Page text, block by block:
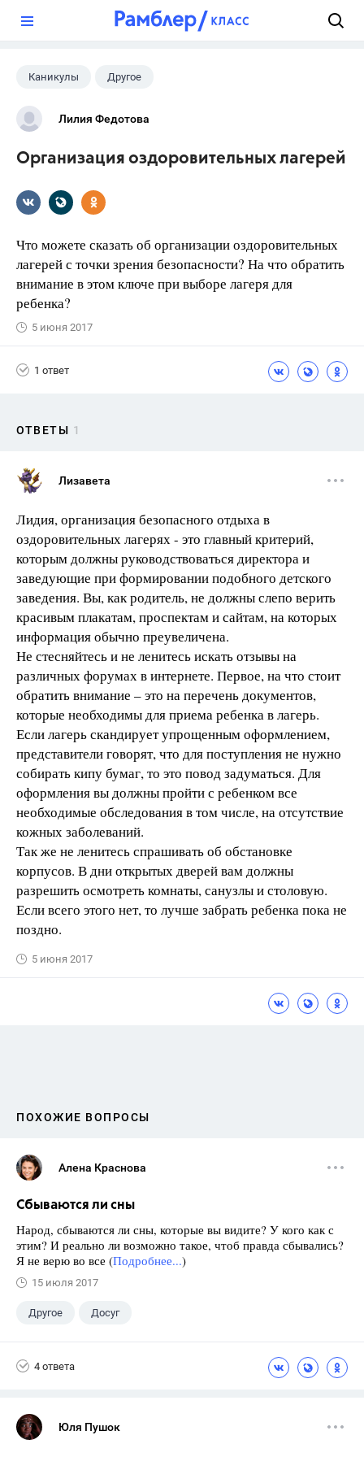
Каникулы Другое
Лилия Федотова
Организация оздоровительных лагерей
Что можете сказать об организации оздоровительных
лагерей с точки зрения безопасности? На что обратить
внимание в этом ключе при выборе лагеря для
ребенка?
5 июня 2017
1 ответ
ОТВЕТЫ 1
Лизавета
Лидия, организация безопасного отдыха в
оздоровительных лагерях - это главный критерий,
которым должны руководствоваться директора и
заведующие при формировании подобного детского
заведения. Вы, как родитель, не должны слепо верить
красивым плакатам, проспектам и сайтам, на которых
информация обычно преувеличена.
Не стесняйтесь и не ленитесь искать отзывы на
различных форумах в интернете. Первое, на что стоит
обратить внимание – это на перечень документов,
которые необходимы для приема ребенка в лагерь.
Если лагерь скандирует упрощенным оформлением,
представители говорят, что для поступления не нужно
собирать кипу бумаг, то это повод задуматься. Для
оформления вы должны пройти с ребенком все
необходимые обследования в том числе, на отсутствие
кожных заболеваний.
Так же не ленитесь спрашивать об обстановке
корпусов. В дни открытых дверей вам должны
разрешить осмотреть комнаты, санузлы и столовую.
Если всего этого нет, то лучше забрать ребенка пока не
поздно.
5 июня 2017
ПОХОЖИЕ ВОПРОСЫ
Алена Краснова
Сбываются ли сны
Народ, сбываются ли сны, которые вы видите? У кого как с
этим? И реально ли возможно такое, чтоб правда сбывались?
Я не верю во все (Подробнее...)
15 июля 2017
Другое Досуг
4 ответа
Юля Пушок